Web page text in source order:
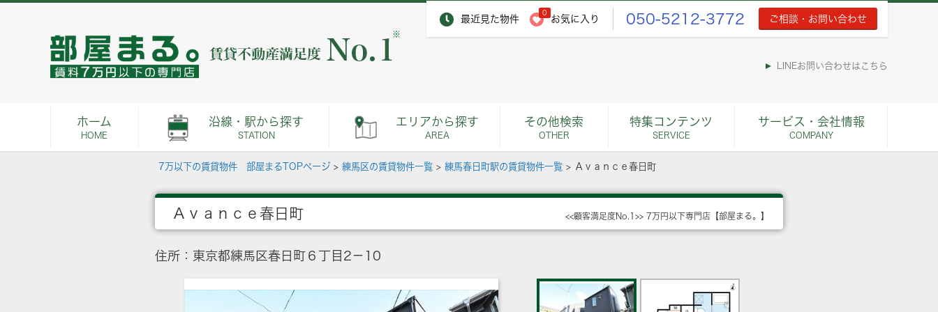
最近見た物件
0
お気に入り 050-5212-3772 ご相談・お問い合わせ
※
LINEお問い合わせはこちら
ホーム
HOME
沿線・駅から探す
STATION
エリアから探す
AREA
その他検索
OTHER
特集コンテンツ
SERVICE
サービス・会社情報
COMPANY
7万以下の賃貸物件 部屋まるTOPページ > 練馬区の賃貸物件一覧 > 練馬春日町駅の賃貸物件一覧 > Ａｖａｎｃｅ春日町
Ａｖａｎｃｅ春日町 <<顧客満足度No.1>> 7万円以下専門店【部屋まる。】
住所：東京都練馬区春日町６丁目2－10